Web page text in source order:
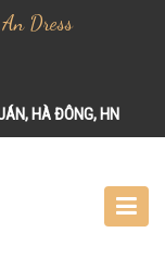
Dress
HÀ ĐÔNG, HN